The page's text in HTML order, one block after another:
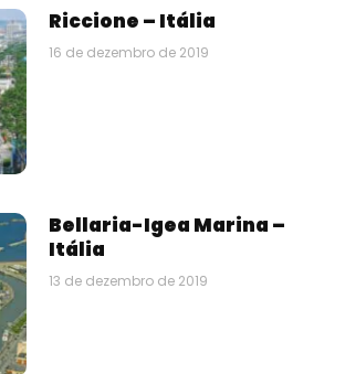
Riccione – Itália
16 de dezembro de 2019
Bellaria-Igea Marina –
Itália
13 de dezembro de 2019